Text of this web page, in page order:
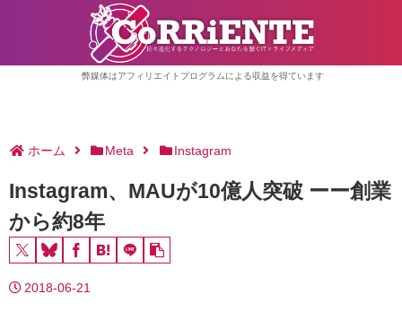
弊媒体はアフィリエイトプログラムによる収益を得ています
ホーム Meta Instagram
Instagram、MAUが10億人突破 ーー創業
から約8年
2018-06-21